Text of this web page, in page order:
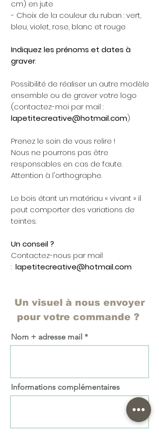
cm) en jute
- Choix de la couleur du ruban : vert,
bleu, violet, rose, blanc et rouge
Indiquez les prénoms et dates à
graver.
Possibilité de réaliser un autre modèle
ensemble ou de graver votre logo
(contactez-moi par mail :
lapetitecreative@hotmail.com)
Prenez le soin de vous relire !
Nous ne pourrons pas être
responsables en cas de faute.
Attention à l'orthographe.
Le bois étant un matériau « vivant » il
peut comporter des variations de
teintes.
Un conseil ?
Contactez-nous par mail
: lapetitecreative@hotmail.com
Un visuel à nous envoyer
pour votre commande ?
Nom + adresse mail
Informations complémentaires